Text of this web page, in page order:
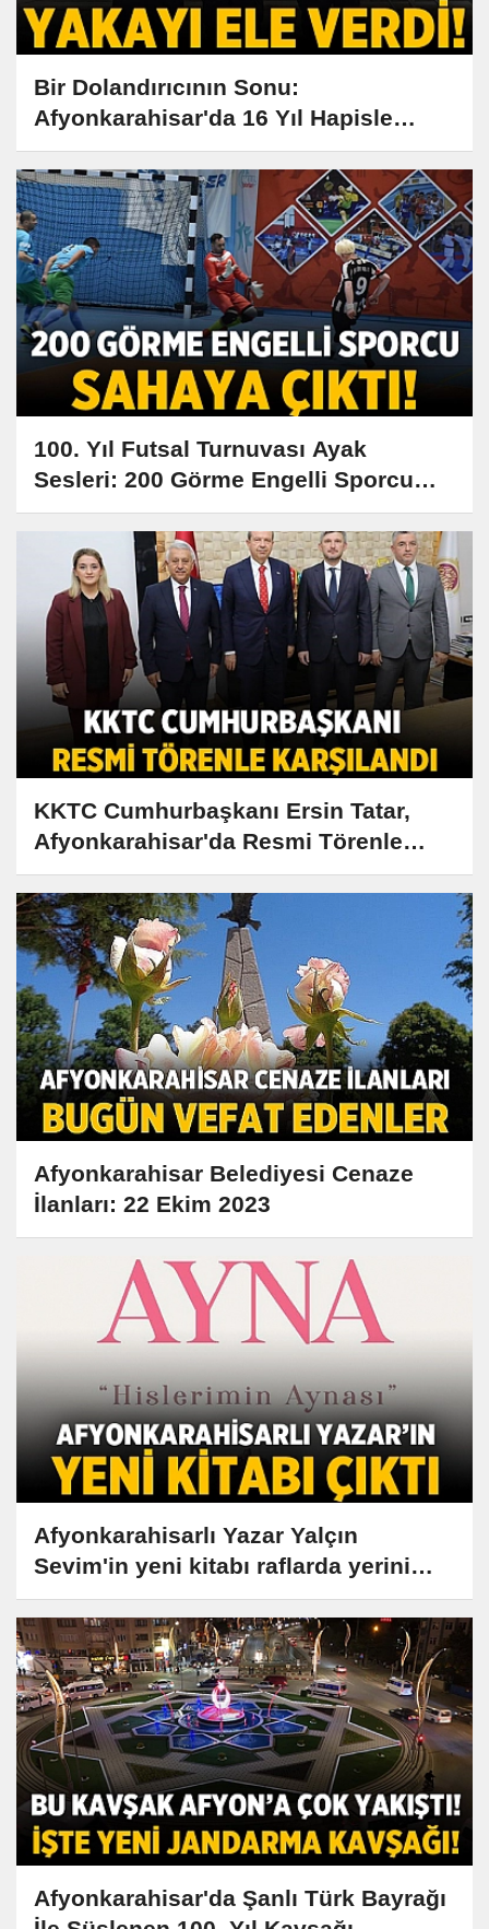
Bir Dolandırıcının Sonu:
Afyonkarahisar'da 16 Yıl Hapisle
Aranan Dolandırıcı Yakalandı
100. Yıl Futsal Turnuvası Ayak
Sesleri: 200 Görme Engelli Sporcu
Sahada!
KKTC Cumhurbaşkanı Ersin Tatar,
Afyonkarahisar'da Resmi Törenle
Ağırlanıyor
Afyonkarahisar Belediyesi Cenaze
İlanları: 22 Ekim 2023
Afyonkarahisarlı Yazar Yalçın
Sevim'in yeni kitabı raflarda yerini
aldı!
Afyonkarahisar'da Şanlı Türk Bayrağı